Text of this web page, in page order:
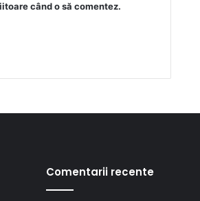
când o să comentez.
Comentarii recente